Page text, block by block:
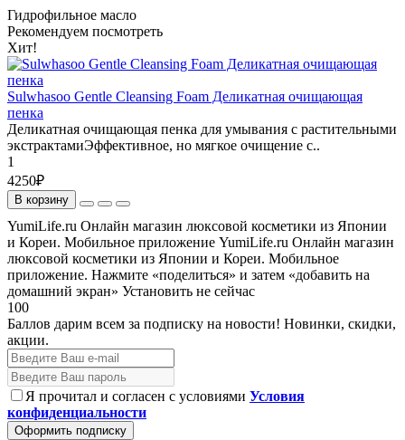
Гидрофильное масло
Рекомендуем посмотреть
Хит!
Sulwhasoo Gentle Cleansing Foam Деликатная очищающая
пенка
Деликатная очищающая пенка для умывания с растительными
экстрактамиЭффективное, но мягкое очищение с..
1
4250₽
В корзину
YumiLife.ru Онлайн магазин люксовой косметики из Японии
и Кореи. Мобильное приложение YumiLife.ru Онлайн магазин
люксовой косметики из Японии и Кореи. Мобильное
приложение. Нажмите «поделиться» и затем «добавить на
домашний экран» Установить не сейчас
100
Баллов дарим всем за подписку на новости! Новинки, скидки,
акции.
Я прочитал и согласен с условиями Условия
конфиденциальности
Оформить подписку